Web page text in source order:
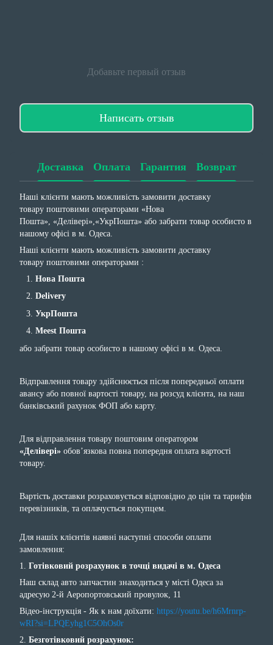
Добавьте первый отзыв
Написать отзыв
Доставка Оплата Гарантия Возврат
Наші клієнти мають можливість замовити доставку
товару поштовими операторами «Нова
Пошта», «Делівері»,«УкрПошта» або забрати товар особисто в
нашому офісі в м. Одеса.
Наші клієнти мають можливість замовити доставку
товару поштовими операторами :
Нова Пошта
Delivery
УкрПошта
Meest Пошта
або забрати товар особисто в нашому офісі в м. Одеса.
Відправлення товару здійснюється після попередньої оплати
авансу або повної вартості товару, на розсуд клієнта, на наш
банківський рахунок ФОП або карту.
Для відправлення товару поштовим оператором
«Делівері» обов’язкова повна попередня оплата вартості
товару.
Вартість доставки розраховується відповідно до цін та тарифів
перевізників, та оплачується покупцем.
Для нашіх клієнтів наявні наступні способи оплати
замовлення:
1. Готівковий розрахунок в точці видачі в м. Одеса
Наш склад авто запчастин знаходиться у місті Одеса за
адресую 2-й Аеропортовський провулок, 11
Відео-інструкція - Як к нам доїхати: https://youtu.be/h6Mrnrp-
wRI?si=LPQEyhg1C5OhOs0r
2. Безготівковий розрахунок: